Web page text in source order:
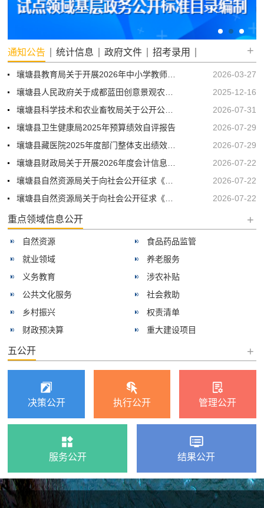
通知公告 统计信息 政府文件 招考录用 +
2026-03-27
2025-12-16
2026-07-31
壤塘县卫生健康局2025年预算绩效自评报告
2026-07-29
2026-07-29
2026-07-22
2026-07-22
2026-07-22
重点领域信息公开 +
自然资源
食品药品监管
就业领域
养老服务
义务教育
涉农补贴
公共文化服务
社会救助
乡村振兴
权责清单
财政预决算
重大建设项目
五公开 +
决策公开 执行公开 管理公开
服务公开 结果公开